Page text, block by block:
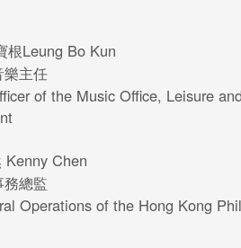
根Leung Bo Kun
樂主任
of the Music Office, Leisure
Kenny Chen
總監
Operations of the Hong Kong